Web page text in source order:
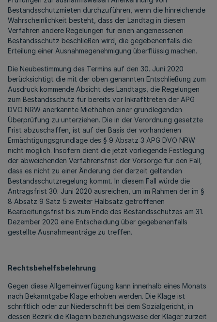
Bestandsschutzmieten durchzuführen, wenn die hinreichende
Wahrscheinlichkeit besteht, dass der Landtag in diesem
Verfahren andere Regelungen für einen angemessenen
Bestandsschutz beschließen wird, die gegebenenfalls die
Erteilung einer Ausnahmegenehmigung überflüssig machen.
Die Neubestimmung des Termins auf den 30. Juni 2020
berücksichtigt die mit der oben genannten Entschließung zum
Ausdruck kommende Absicht des Landtags, die Regelungen
zum Bestandsschutz für bereits vor Inkrafttreten der APG
DVO NRW anerkannte Miethöhen einer grundlegenden
Überprüfung zu unterziehen. Die in der Verordnung gesetzte
Frist abzuschaffen, ist auf der Basis der vorhandenen
Ermächtigungsgrundlage des § 9 Absatz 3 APG DVO NRW
nicht möglich. Insofern dient die jetzt vorliegende Festlegung
der abweichenden Verfahrensfrist der Vorsorge für den Fall,
dass es nicht zu einer Änderung der derzeit geltenden
Bestandsschutzregelung kommt. In diesem Fall würde die
Antragsfrist 30. Juni 2020 ausreichen, um im Rahmen der im §
8 Absatz 9 Satz 5 zweiter Halbsatz getroffenen
Bearbeitungsfrist bis zum Ende des Bestandsschutzes am 31.
Dezember 2020 eine Entscheidung über gegebenenfalls
gestellte Ausnahmeanträge zu treffen.
Rechtsbehelfsbelehrung
Gegen diese Allgemeinverfügung kann innerhalb eines Monats
nach Bekanntgabe Klage erhoben werden. Die Klage ist
schriftlich oder zur Niederschrift bei dem Sozialgericht, in
dessen Bezirk die Klägerin beziehungsweise der Kläger zurzeit